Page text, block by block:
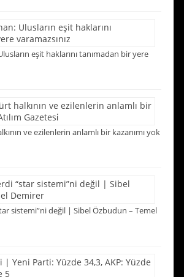
eşit haklarını tanımadan bir yere
ve ezilenlerin anlamlı bir kazanımı yok
sistemi”ni değil | Sibel Özbudun – Temel